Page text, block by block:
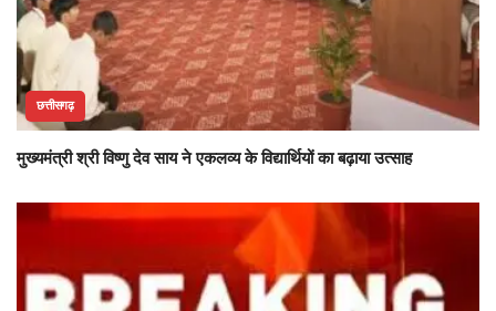
छत्तीसगढ़
मुख्यमंत्री श्री विष्णु देव साय ने एकलव्य के विद्यार्थियों का बढ़ाया उत्साह